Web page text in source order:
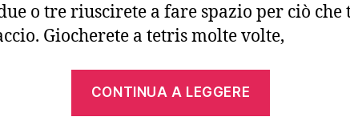
o tre riuscirete a fare spazio per ciò che
Giocherete a tetris molte volte,
CONTINUA A LEGGERE